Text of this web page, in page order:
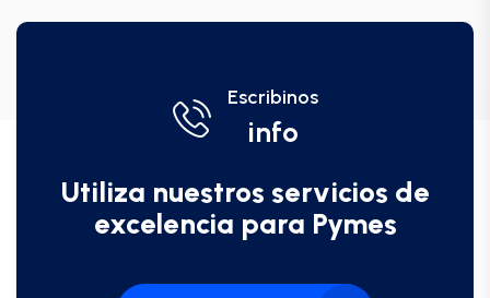
Escribinos
info
Utiliza nuestros servicios de
excelencia para Pymes